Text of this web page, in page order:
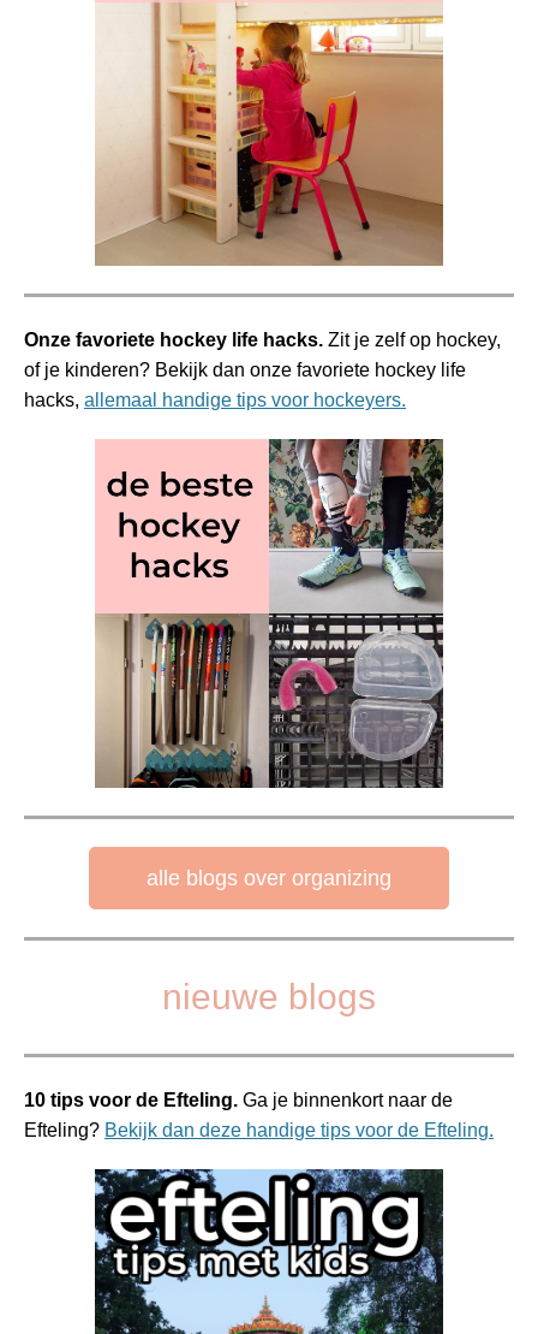
Onze favoriete hockey life hacks. Zit je zelf op hockey,
of je kinderen? Bekijk dan onze favoriete hockey life
hacks, allemaal handige tips voor hockeyers.
alle blogs over organizing
nieuwe blogs
10 tips voor de Efteling. Ga je binnenkort naar de
Efteling? Bekijk dan deze handige tips voor de Efteling.